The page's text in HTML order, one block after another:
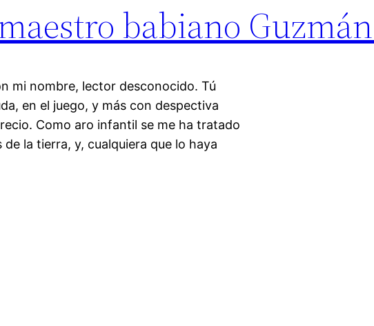
babiano
mi nombre, lector desconocido. Tú
en el juego, y más con despectiva
Como aro infantil se me ha tratado
la tierra, y, cualquiera que lo haya